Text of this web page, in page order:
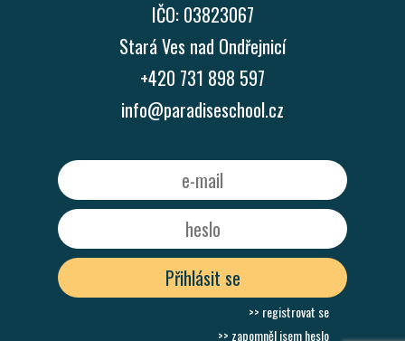
IČO: 03823067
Stará Ves nad Ondřejnicí
+420 731 898 597
info@paradiseschool.cz
Přihlásit se
>> registrovat se
>> zapomněl jsem heslo